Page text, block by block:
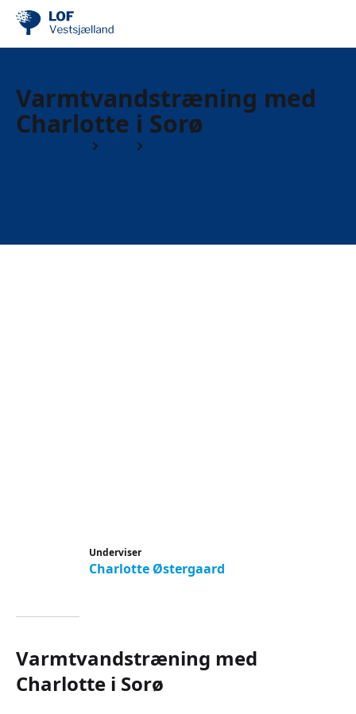
Varmtvandstræning med
Charlotte i Sorø
Underviser
Charlotte Østergaard
Varmtvandstræning med
Charlotte i Sorø